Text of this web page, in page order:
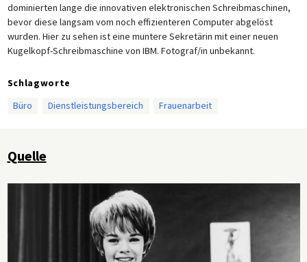
dominierten lange die innovativen elektronischen Schreibmaschinen,
bevor diese langsam vom noch effizienteren Computer abgelöst
wurden. Hier zu sehen ist eine muntere Sekretärin mit einer neuen
Kugelkopf-Schreibmaschine von IBM. Fotograf/in unbekannt.
Schlagworte
Büro
Dienstleistungsbereich Frauenarbeit
Quelle